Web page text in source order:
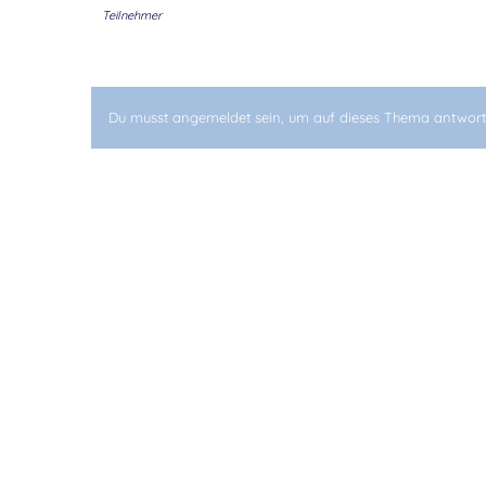
Teilnehmer
Du musst angemeldet sein, um auf dieses Thema